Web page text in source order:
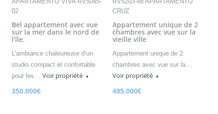
02
Bel appartement avec vue
sur la mer dans le nord de
l'île.
L’ambiance chaleureuse d’un
studio compact et confortable
pour les… Voir propriété
350.000€
CRUZ
Appartement unique de 2
chambres avec vue sur la
vieille ville
Appartement unique de 2
chambres avec vue sur la…
Voir propriété
495.000€